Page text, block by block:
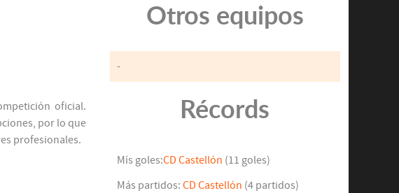
oficial.
por lo que
profesionales.
Otros equipos
-
Récords
Mís goles:CD Castellón (11 goles)
Más partidos: CD Castellón (4 partidos)